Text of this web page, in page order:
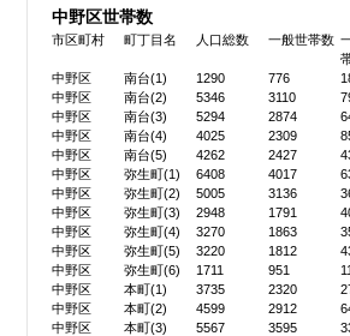
中野区世帯数
市区町村 町丁目名 人口総数 一般世帯数
中野区
南台(1) 1290 776
中野区
南台(2) 5346 3110
中野区
南台(3) 5294 2874
中野区
南台(4) 4025 2309
中野区
南台(5) 4262 2427
中野区
弥生町(1) 6408 4017
中野区
弥生町(2) 5005 3136
中野区
弥生町(3) 2948 1791
中野区
弥生町(4) 3270 1863
中野区
弥生町(5) 3220 1812
中野区
弥生町(6) 1711 951
中野区
本町(1) 3735 2320
中野区
本町(2) 4599 2912
中野区
本町(3) 5567 3595